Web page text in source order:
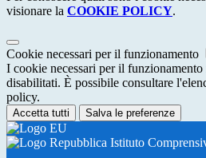
visionare la COOKIE POLICY.
Cookie necessari per il funzionamento
I cookie necessari per il funzionamento
disabilitati. È possibile consultare
policy.
Accetta tutti Salva le preferenze
Istituto